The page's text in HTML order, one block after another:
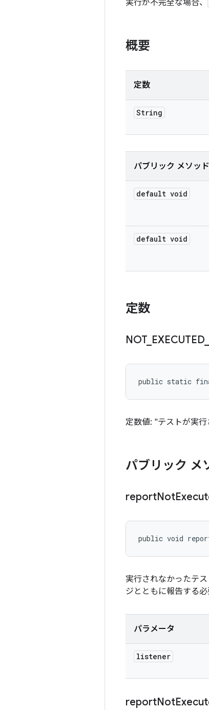
実行が不完全な場合、
概要
定数
String
パブリック メソッド
default void
default void
定数
NOT_ EXECUTED
public static final
定数値: "テストが実行
パブリック メ
reportNot
public void
実行されなかったテ
ジとともに報告する必
パラメータ
listener
reportNot